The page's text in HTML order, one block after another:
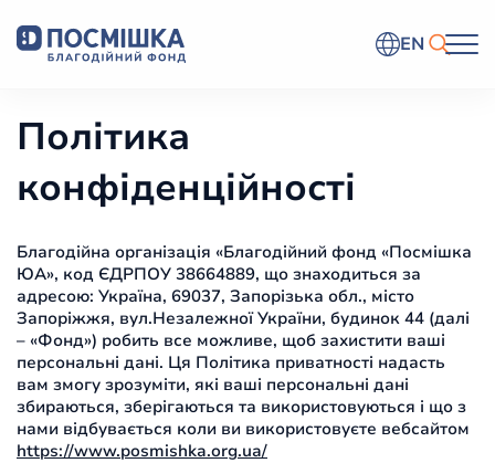
EN
Політика
конфіденційності
Благодійна організація «Благодійний фонд «Посмішка
ЮА», код ЄДРПОУ 38664889, що знаходиться за
адресою: Україна, 69037, Запорізька обл., місто
Запоріжжя, вул.Незалежної України, будинок 44 (далі
– «Фонд») робить все можливе, щоб захистити ваші
персональні дані. Ця Політика приватності надасть
вам змогу зрозуміти, які ваші персональні дані
збираються, зберігаються та використовуються і що з
нами відбувається коли ви використовуєте вебсайтом
https://www.posmishka.org.ua/